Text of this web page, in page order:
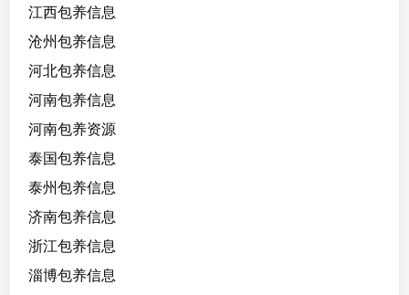
江西包养信息
沧州包养信息
河北包养信息
河南包养信息
河南包养资源
泰国包养信息
泰州包养信息
济南包养信息
浙江包养信息
淄博包养信息